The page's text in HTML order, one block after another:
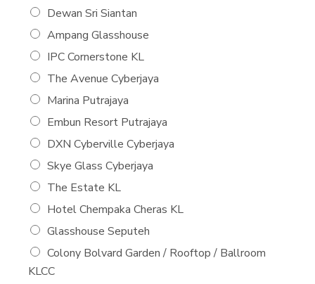
Dewan Sri Siantan
Ampang Glasshouse
IPC Cornerstone KL
The Avenue Cyberjaya
Marina Putrajaya
Embun Resort Putrajaya
DXN Cyberville Cyberjaya
Skye Glass Cyberjaya
The Estate KL
Hotel Chempaka Cheras KL
Glasshouse Seputeh
Colony Bolvard Garden / Rooftop / Ballroom
KLCC